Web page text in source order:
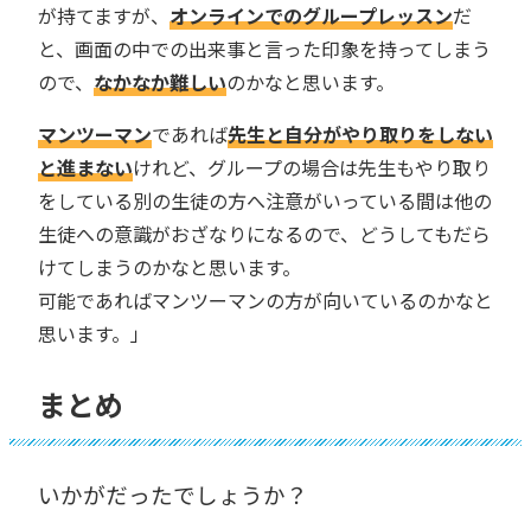
が持てますが、 オンラインでのグループレッスンだ
と、画面の中での出来事と言った印象を持ってしまう
ので、 なかなか難しいのかなと思います。
マンツーマンであれば先生と自分がやり取りをしない
と進まないけれど、グループの場合は先生もやり取り
をしている別の生徒の方へ注意がいっている間は他の
生徒への意識がおざなりになるので、どうしてもだら
けてしまうのかなと思います。
可能であればマンツーマンの方が向いているのかなと
思います。」
まとめ
いかがだったでしょうか？